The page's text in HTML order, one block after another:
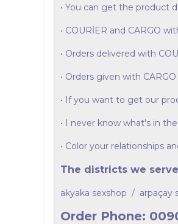
• You can get the product
• COURİER and CARGO
• Orders delivered with
• Orders given with
• If you want to get our
• I never know what's in
• Color your relationships
The districts we
akyaka sexshop / arpaçay
Order Phone: